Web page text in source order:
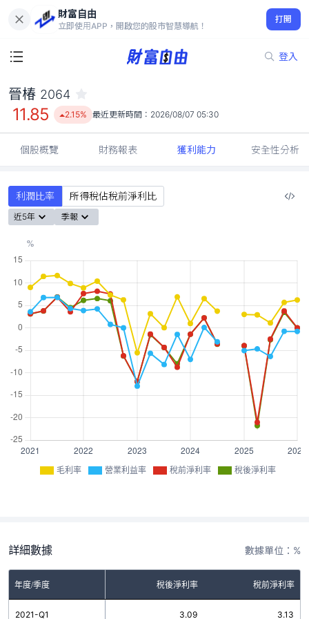
財富自由
立即使用APP，開啟您的股市智慧導航！
打開
登入
11.85
2.15%
晉椿 2064
11.85 2.15% 最近更新時間： 2026/08/07 05:30
個股概覽 財務報表 獲利能力 安全性分析
利潤比率 所得稅佔稅前淨利比
近5年 季報
毛利率 營業利益率 稅前淨利率 稅後淨利率
詳細數據 數據單位：%
年度/季度 稅後淨利率 稅前淨利率
2021-Q1 3.09 3.13